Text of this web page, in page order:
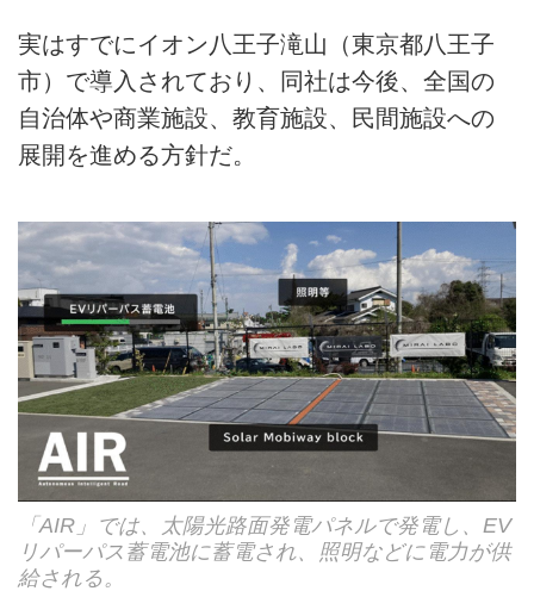
実はすでにイオン八王子滝山（東京都八王子
市）で導入されており、同社は今後、全国の
自治体や商業施設、教育施設、民間施設への
展開を進める方針だ。
「AIR」では、太陽光路面発電パネルで発電し、EV
リパーパス蓄電池に蓄電され、照明などに電力が供
給される。